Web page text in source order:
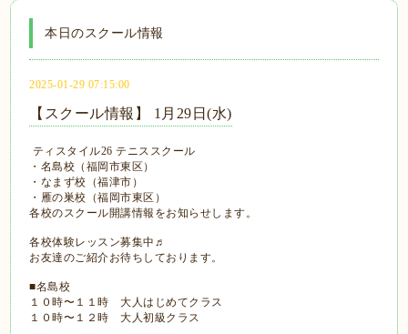
本日のスクール情報
2025-01-29 07:15:00
【スクール情報】 1月29日(水)
ティスタイル26 テニススクール
・名島校（福岡市東区）
・なまず校（福津市）
・雁の巣校（福岡市東区）
各校のスクール開講情報をお知らせします。
各校体験レッスン募集中♬
お友達のご紹介お待ちしております。
■名島校
１０時〜１１時 大人はじめてクラス
１０時〜１２時 大人初級クラス